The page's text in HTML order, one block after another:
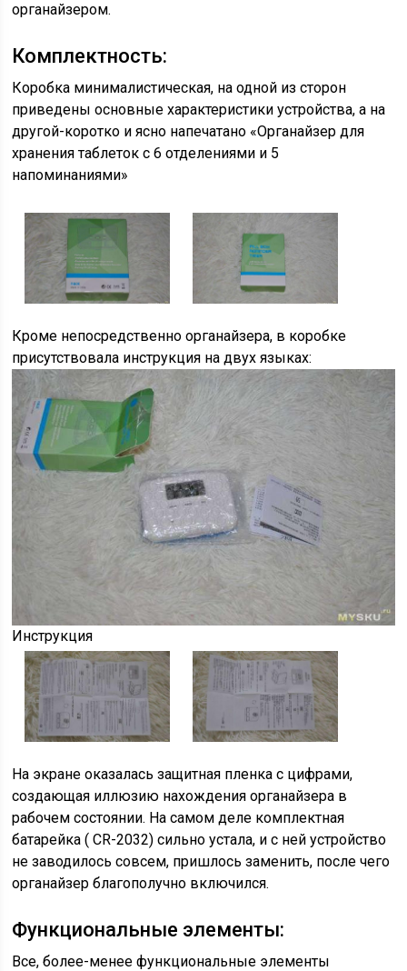
органайзером.
Комплектность:
Коробка минималистическая, на одной из сторон
приведены основные характеристики устройства, а на
другой-коротко и ясно напечатано «Органайзер для
хранения таблеток с 6 отделениями и 5
напоминаниями»
Кроме непосредственно органайзера, в коробке
присутствовала инструкция на двух языках:
Инструкция
На экране оказалась защитная пленка с цифрами,
создающая иллюзию нахождения органайзера в
рабочем состоянии. На самом деле комплектная
батарейка ( CR-2032) сильно устала, и с ней устройство
не заводилось совсем, пришлось заменить, после чего
органайзер благополучно включился.
Функциональные элементы:
Все, более-менее функциональные элементы